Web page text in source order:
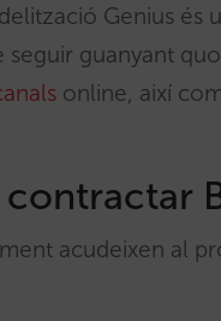
Genius és
seguir guanyant
online, així
contractar
acudeixen al